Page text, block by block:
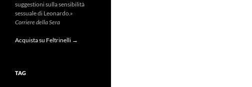
suggestioni sulla sensibilità
sessuale di Leonardo.»
Corriere della Sera
Acquista su Feltrinelli →
TAG